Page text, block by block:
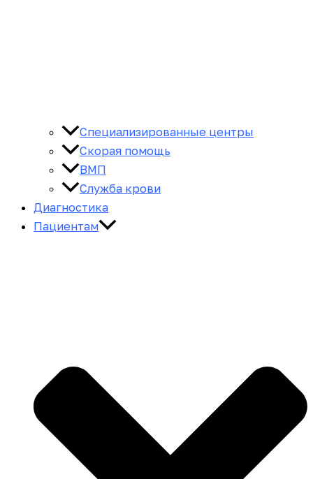
Специализированные центры
Скорая помощь
ВМП
Служба крови
Диагностика
Пациентам